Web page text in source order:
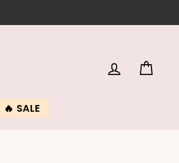
EINLOGGEN
🔥 SALE